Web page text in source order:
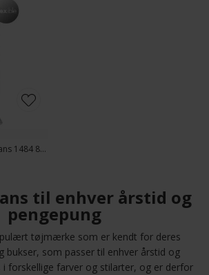
Alberto - Pipe T400 | Jeans 1484 895 Dark Blue
til enhver årstid og
pengepung
tøjmærke som er kendt for deres
bukser, som passer til enhver årstid og
i forskellige farver og stilarter, og er derfor